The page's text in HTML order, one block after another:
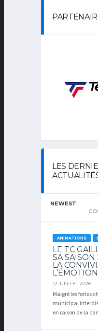
LES
NEWEST
ANIMATIONS
LE TC
SA
LA
L’ÉMOTION
12 JUILLET 2026
Malgré les fortes
municipal
en raison de la